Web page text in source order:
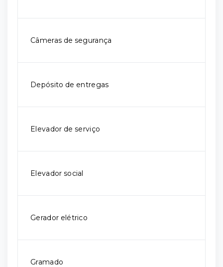
Câmeras de segurança
Depósito de entregas
Elevador de serviço
Elevador social
Gerador elétrico
Gramado